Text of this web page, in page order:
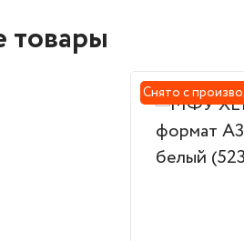
товары
Снято с